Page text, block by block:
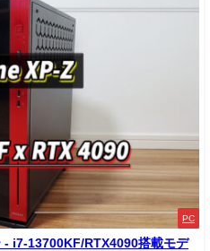
PC
- i7-13700KF/RTX4090搭載モデ